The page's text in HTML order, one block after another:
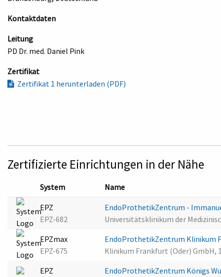
Kontaktdaten
Leitung
PD Dr. med. Daniel Pink
Zertifikat
Zertifikat 1 herunterladen (PDF)
Zertifizierte Einrichtungen in der Nähe
System Name
EPZ
EPZ-682
EndoProthetikZentrum -
Universitätsklinikum der
EPZmax
EPZ-675
EndoProthetikZentrum Klinikum
Klinikum Frankfurt (Oder) GmbH,
EPZ
EndoProthetikZentrum Königs